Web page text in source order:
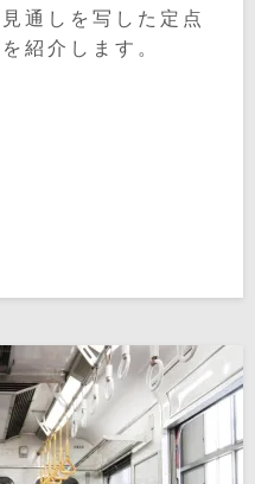
通しを写した定点
紹介します。